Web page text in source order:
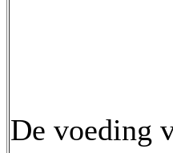
De voeding